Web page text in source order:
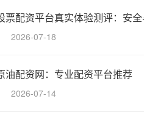
2026-07-18
油配资网：专业配资平台推荐
2026-07-14